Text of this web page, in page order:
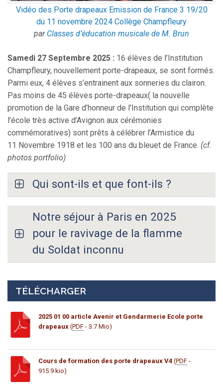
Vidéo des Porte drapeaux Emission de France 3 19/20
du 11 novembre 2024 Collège Champfleury
par Classes d’éducation musicale de M. Brun
Samedi 27 Septembre 2025 : 16 élèves de l’Institution
Champfleury, nouvellement porte-drapeaux, se sont formés.
Parmi eux, 4 élèves s’entrainent aux sonneries du clairon.
Pas moins de 45 élèves porte-drapeaux( la nouvelle
promotion de la Gare d’honneur de l’Institution qui complète
l’école très active d’Avignon aux cérémonies
commémoratives) sont prêts à célébrer l’Armistice du
11 Novembre 1918 et les 100 ans du bleuet de France. (cf.
photos portfolio)
Qui sont-ils et que font-ils ?
Notre séjour à Paris en 2025
pour le ravivage de la flamme
du Soldat inconnu
TÉLÉCHARGER
2025 01 00 article Avenir et Gendarmerie Ecole porte
drapeaux (PDF - 3.7 Mio)
Cours de formation des porte drapeaux V4 (PDF -
915.9 kio)